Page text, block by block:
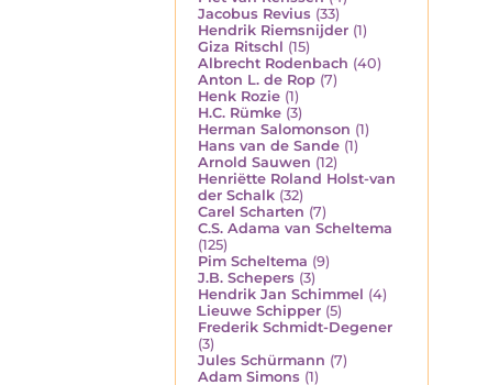
Jacobus Revius (33)
Hendrik Riemsnijder (1)
Giza Ritschl (15)
Albrecht Rodenbach (40)
Anton L. de Rop (7)
Henk Rozie (1)
H.C. Rümke (3)
Herman Salomonson (1)
Hans van de Sande (1)
Arnold Sauwen (12)
Henriëtte Roland Holst-van
der Schalk (32)
Carel Scharten (7)
C.S. Adama van Scheltema
(125)
Pim Scheltema (9)
J.B. Schepers (3)
Hendrik Jan Schimmel (4)
Lieuwe Schipper (5)
Frederik Schmidt-Degener
(3)
Jules Schürmann (7)
Adam Simons (1)